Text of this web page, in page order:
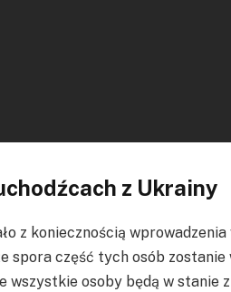
z Ukrainy
z koniecznością
spora część tych osób
wszystkie osoby będą w stanie